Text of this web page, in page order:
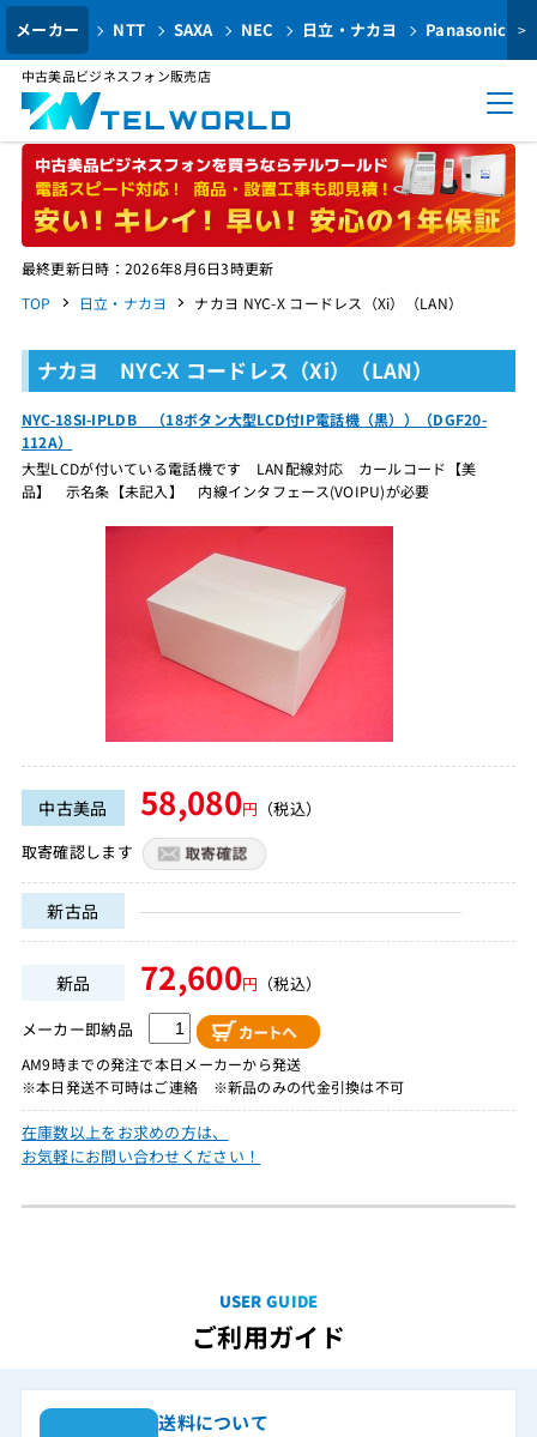
メーカー NTT SAXA NEC 日立・ナカヨ Panasonic >
中古美品ビジネスフォン販売店
最終更新日時：2026年8月6日3時更新
TOP
日立・ナカヨ ナカヨ NYC-X コードレス（Xi）（LAN）
ナカヨ NYC-X コードレス（Xi）（LAN）
NYC-18SI-IPLDB （18ボタン大型LCD付IP電話機（黒））（DGF20-
112A）
大型LCDが付いている電話機です LAN配線対応 カールコード【美
品】 示名条【未記入】 内線インタフェース(VOIPU)が必要
中古美品 58,080円 （税込）
取寄確認します
新古品
新品 72,600円 （税込）
メーカー即納品
AM9時までの発注で本日メーカーから発送
※本日発送不可時はご連絡 ※新品のみの代金引換は不可
在庫数以上をお求めの方は、
お気軽にお問い合わせください！
USER GUIDE
ご利用ガイド
送料について